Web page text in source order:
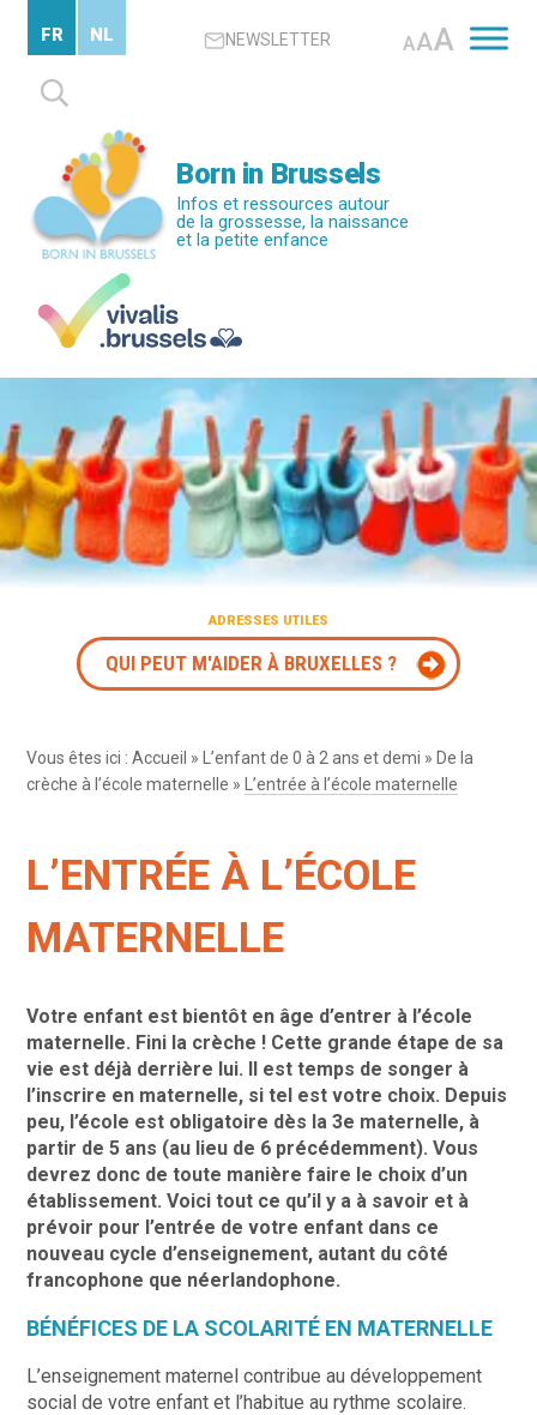
contenu
principal
NEWSLETTER AAA
Rechercher :
FR NL
Born in Brussels
Infos et ressources autour
de la grossesse, la naissance
et la petite enfance
ADRESSES UTILES
QUI PEUT M'AIDER À BRUXELLES ?
Vous êtes ici :Accueil » L’enfant de 0 à 2 ans et demi » De la
crèche à l’école maternelle » L’entrée à l’école maternelle
L’ENTRÉE À L’ÉCOLE
MATERNELLE
Votre enfant est bientôt en âge d’entrer à l’école
maternelle. Fini la crèche ! Cette grande étape de sa
vie est déjà derrière lui. Il est temps de songer à
l’inscrire en maternelle, si tel est votre choix. Depuis
peu, l’école est obligatoire dès la 3e maternelle, à
partir de 5 ans (au lieu de 6 précédemment). Vous
devrez donc de toute manière faire le choix d’un
établissement. Voici tout ce qu’il y a à savoir et à
prévoir pour l’entrée de votre enfant dans ce
nouveau cycle d’enseignement, autant du côté
francophone que néerlandophone.
BÉNÉFICES DE LA SCOLARITÉ EN MATERNELLE
L’enseignement maternel contribue au développement
social de votre enfant et l’habitue au rythme scolaire.